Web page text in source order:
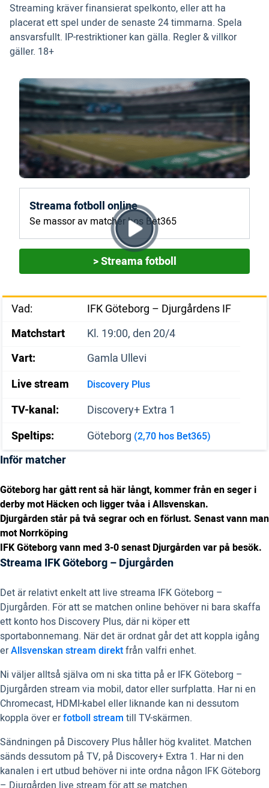
Streaming kräver finansierat spelkonto, eller att ha
placerat ett spel under de senaste 24 timmarna. Spela
ansvarsfullt. IP-restriktioner kan gälla. Regler & villkor
gäller. 18+
Streama fotboll online
Se massor av matcher hos Bet365
> Streama fotboll
Vad:
IFK Göteborg – Djurgårdens IF
Matchstart
Kl. 19:00, den 20/4
Vart:
Gamla Ullevi
Live stream
Discovery Plus
TV-kanal:
Discovery+ Extra 1
Speltips:
Göteborg (2,70 hos Bet365)
Inför matcher
Göteborg har gått rent så här långt, kommer från en seger i
derby mot Häcken och ligger tvåa i Allsvenskan.
Djurgården står på två segrar och en förlust. Senast vann man
mot Norrköping
IFK Göteborg vann med 3-0 senast Djurgården var på besök.
Streama IFK Göteborg – Djurgården
Det är relativt enkelt att live streama IFK Göteborg –
Djurgården. För att se matchen online behöver ni bara skaffa
ett konto hos Discovery Plus, där ni köper ett
sportabonnemang. När det är ordnat går det att koppla igång
erAllsvenskan stream direktfrån valfri enhet.
Ni väljer alltså själva om ni ska titta på er IFK Göteborg –
Djurgården stream via mobil, dator eller surfplatta. Har ni en
Chromecast, HDMI-kabel eller liknande kan ni dessutom
koppla över erfotboll stream till TV-skärmen.
Sändningen på Discovery Plus håller hög kvalitet. Matchen
sänds dessutom på TV, på Discovery+ Extra 1. Har ni den
kanalen i ert utbud behöver ni inte ordna någon IFK Göteborg